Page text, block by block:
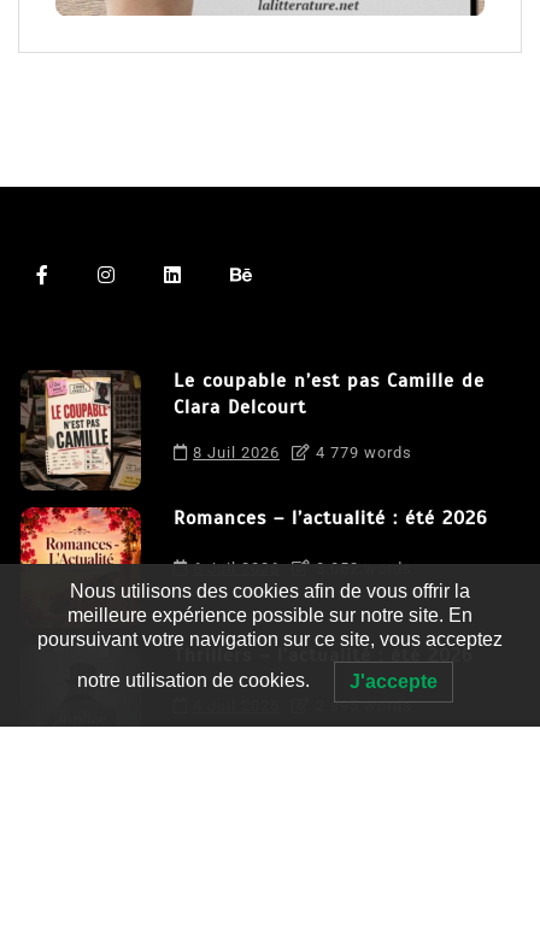
Le coupable n’est pas Camille de
Clara Delcourt
8 Juil 2026 4 779 words
Romances – l’actualité : été 2026
6 Juil 2026 3 052 words
Thrillers – l’actualité : été 2026
2 995 words
Nous utilisons des cookies afin de vous offrir la
meilleure expérience possible sur notre site. En
poursuivant votre navigation sur ce site, vous acceptez
notre utilisation de cookies. J'accepte